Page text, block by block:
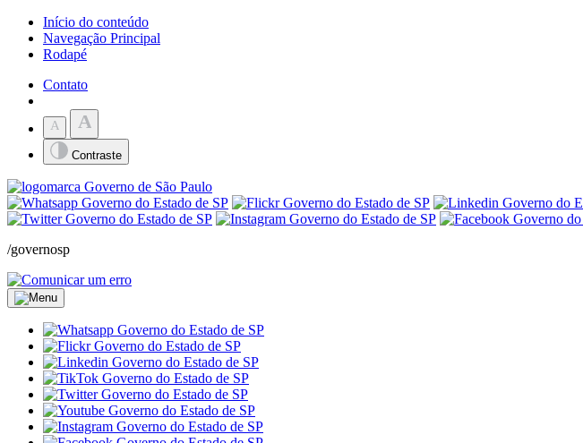
Início do conteúdo
Navegação Principal
Rodapé
Contato
A A
Contraste
/governosp